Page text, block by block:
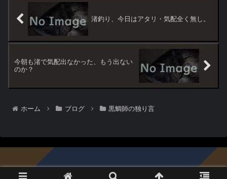
渚釣り、今日はアタリ・気配全く無し。
今朝も渚で気配出なかった、もう出ない
のか？
ホーム ブログ 黒鯛師の独り言